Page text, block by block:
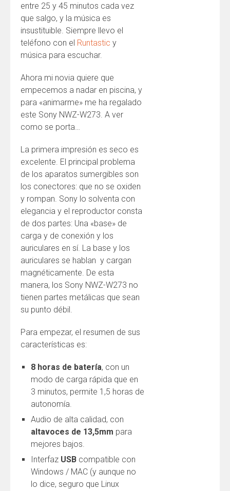
entre 25 y 45 minutos cada vez
que salgo, y la música es
insustituible. Siempre llevo el
teléfono con el Runtastic y
música para escuchar.
Ahora mi novia quiere que
empecemos a nadar en piscina, y
para «animarme» me ha regalado
este Sony NWZ-W273. A ver
como se porta…
La primera impresión es seco es
excelente. El principal problema
de los aparatos sumergibles son
los conectores: que no se oxiden
y rompan. Sony lo solventa con
elegancia y el reproductor consta
de dos partes: Una «base» de
carga y de conexión y los
auriculares en sí. La base y los
auriculares se hablan y cargan
magnéticamente. De esta
manera, los Sony NWZ-W273 no
tienen partes metálicas que sean
su punto débil.
Para empezar, el resumen de sus
características es:
8 horas de batería, con un
modo de carga rápida que en
3 minutos, permite 1,5 horas de
autonomía.
Audio de alta calidad, con
altavoces de 13,5mm para
mejores bajos.
Interfaz USB compatible con
Windows / MAC (y aunque no
lo dice, seguro que Linux